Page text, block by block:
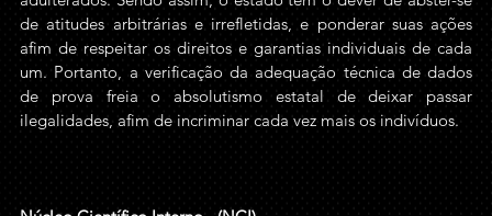
de atitudes arbitrárias e irrefletidas, e ponderar suas ações
afim de respeitar os direitos e garantias individuais de cada
um. Portanto, a verificação da adequação técnica de dados
de prova freia o absolutismo estatal de deixar passar
ilegalidades, afim de incriminar cada vez mais os indivíduos.